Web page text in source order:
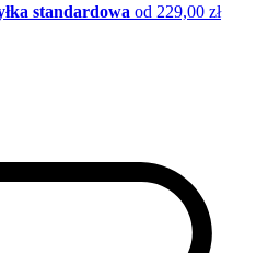
standardowa od 229,00 zł